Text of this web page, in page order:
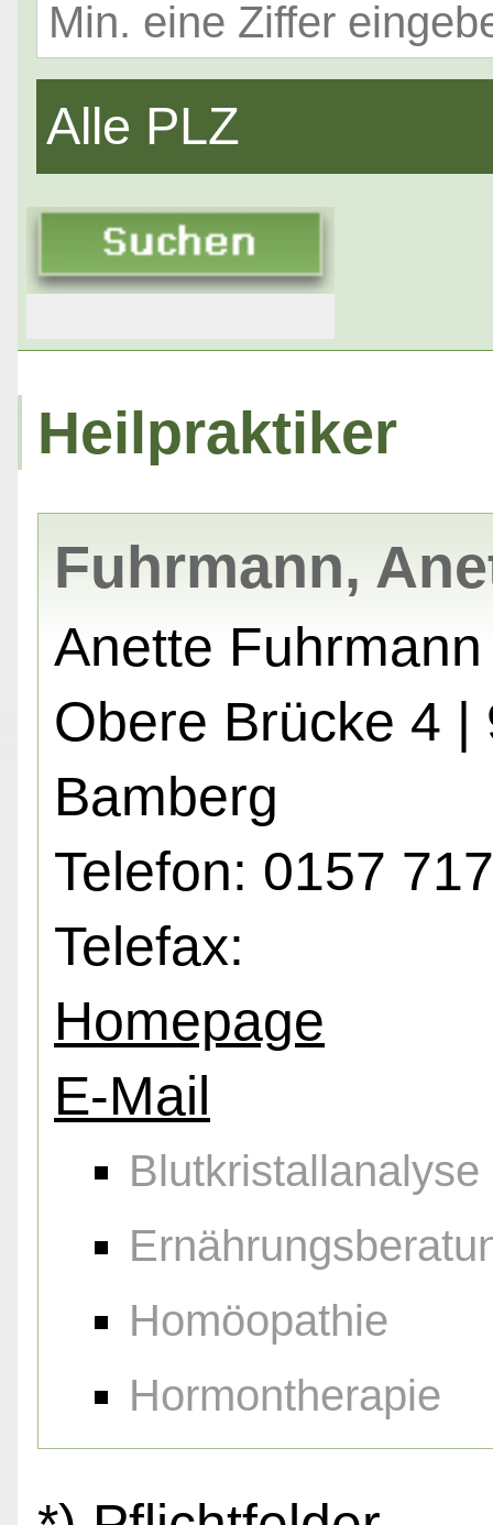
Alle PLZ
Heilpraktiker
Fuhrmann,
Anette Fuhrmann
Obere Brücke 4 |
Bamberg
Telefon: 0157
Telefax:
Homepage
E-Mail
Blutkristallanalyse
Homöopathie
Hormontherapie